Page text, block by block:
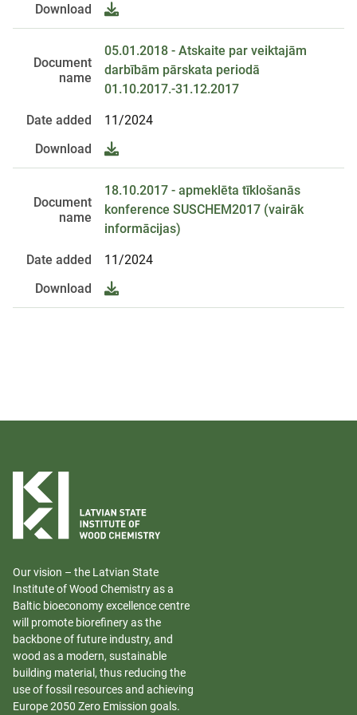
Download
Document
name
05.01.2018 - Atskaite par veiktajām
darbībām pārskata periodā
01.10.2017.-31.12.2017
Date added
11/2024
Download
Document
name
18.10.2017 - apmeklēta tīklošanās
konference SUSCHEM2017 (vairāk
informācijas)
Date added
11/2024
Download
Our vision – the Latvian State
Institute of Wood Chemistry as a
Baltic bioeconomy excellence centre
will promote biorefinery as the
backbone of future industry, and
wood as a modern, sustainable
building material, thus reducing the
use of fossil resources and achieving
Europe 2050 Zero Emission goals.